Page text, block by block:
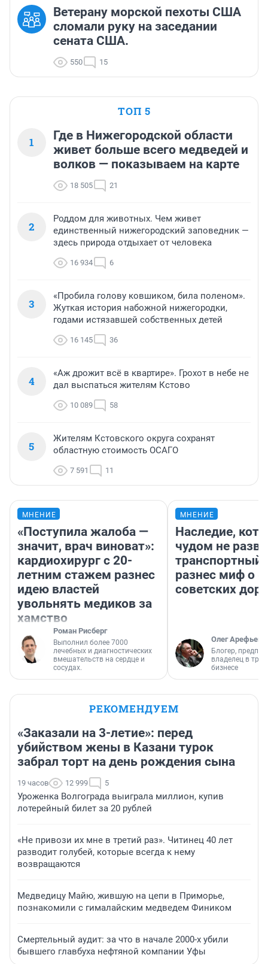
Ветерану морской пехоты США
сломали руку на заседании
сената США.
550 15
ТОП 5
1
Где в Нижегородской области
живет больше всего медведей и
волков — показываем на карте
18 505 21
2
Роддом для животных. Чем живет
единственный нижегородский заповедник —
здесь природа отдыхает от человека
16 934 6
3
«Пробила голову ковшиком, била поленом».
Жуткая история набожной нижегородки,
годами истязавшей собственных детей
16 145 36
4
«Аж дрожит всё в квартире». Грохот в небе не
дал выспаться жителям Кстово
10 089 58
5
Жителям Кстовского округа сохранят
областную стоимость ОСАГО
7 591 11
МНЕНИЕ
«Поступила жалоба —
значит, врач виноват»:
кардиохирург с 20-
летним стажем разнес
идею властей
увольнять медиков за
хамство
Роман Рисберг
Выполнил более 7000
лечебных и диагностических
вмешательств на сердце и
сосудах.
МНЕНИЕ
Наследие,
чудом не
транспортный
разнес миф о
советских
Олег Арефьев
Блогер,
владелец в
бизнесе
РЕКОМЕНДУЕМ
«Заказали на 3-летие»: перед
убийством жены в Казани турок
забрал торт на день рождения сына
19 часов 12 999 5
Уроженка Волгограда выиграла миллион, купив
лотерейный билет за 20 рублей
«Не привози их мне в третий раз». Читинец 40 лет
разводит голубей, которые всегда к нему
возвращаются
Медведицу Майю, жившую на цепи в Приморье,
познакомили с гималайским медведем Фиником
Смертельный аудит: за что в начале 2000-х убили
бывшего главбуха нефтяной компании Уфы